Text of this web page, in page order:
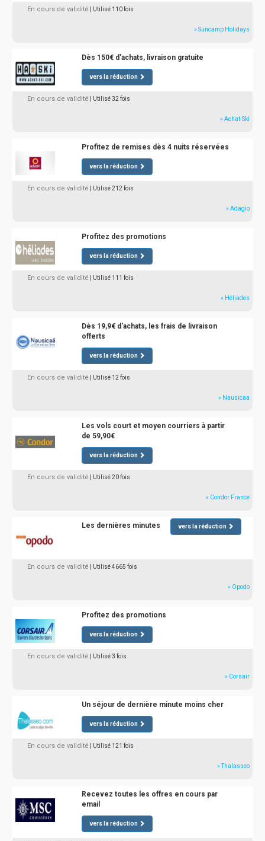
En cours de validité | Utilisé 110 fois
» Suncamp Holidays
Dès 150€ d'achats, livraison gratuite
vers la réduction
En cours de validité | Utilisé 32 fois
» Achat-Ski
Profitez de remises dès 4 nuits réservées
vers la réduction
En cours de validité | Utilisé 212 fois
» Adagio
Profitez des promotions
vers la réduction
En cours de validité | Utilisé 111 fois
» Héliades
Dès 19,9€ d'achats, les frais de livraison
offerts
vers la réduction
En cours de validité | Utilisé 12 fois
» Nausicaa
Les vols court et moyen courriers à partir
de 59,90€
vers la réduction
En cours de validité | Utilisé 20 fois
» Condor France
Les dernières minutes vers la réduction
En cours de validité | Utilisé 4665 fois
» Opodo
Profitez des promotions
vers la réduction
En cours de validité | Utilisé 3 fois
» Corsair
Un séjour de dernière minute moins cher
vers la réduction
En cours de validité | Utilisé 121 fois
» Thalasseo
Recevez toutes les offres en cours par
email
vers la réduction